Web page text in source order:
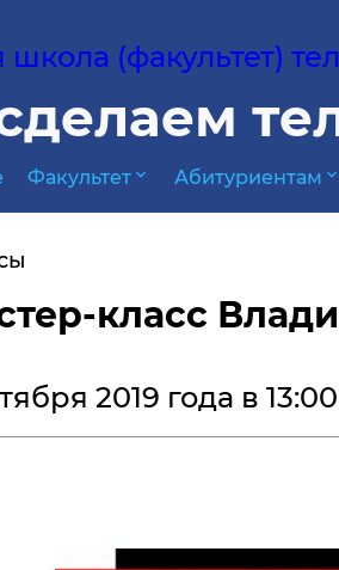
(факультет)
Факультет expand_more Абитуриентам expand_more
класс
2019 года в